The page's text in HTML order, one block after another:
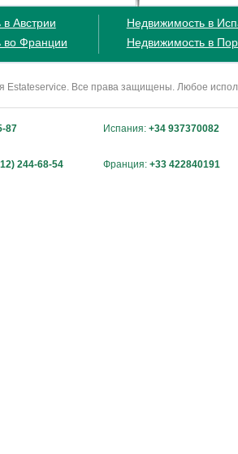
Австрии
во Франции
Недвижимость в
Недвижимость в
Estateservice. Все права защищены. Любое
87 Испания: +34 937370082
244-68-54 Франция: +33 422840191